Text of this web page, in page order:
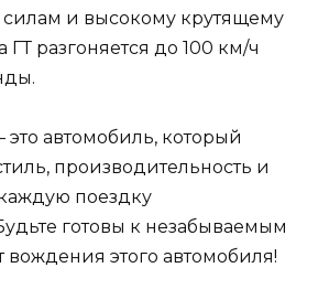
и высокому крутящему
разгоняется до 100 км/ч
автомобиль, который
производительность и
поездку
готовы к незабываемым
вождения этого автомобиля!